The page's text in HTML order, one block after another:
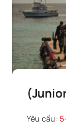
Yêu cầu: